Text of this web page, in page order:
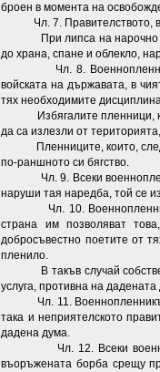
броен в момента на
Чл. 7. Правителството, в
При липса на нарочно
до храна, спане и облекло,
Чл. 8. Военнопленниците
войската на държавата, в
тях необходимите
Избягалите пленници,
да са излезли от
Пленниците, които, след
по-раншното си бягство.
Чл. 9. Всеки
наруши тая наредба, той се
Чл. 10.
страна им позволяват
добросъвестно поетите от
пленило.
В такъв случай
услуга, противна на дадената
Чл. 11. Военнопленникът
така и неприятелското
дадена дума.
Чл. 12. Всеки
въоръжената борба срещу